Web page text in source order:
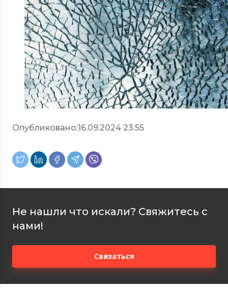
Опубликовано:16.09.2024 23:55
Не нашли что искали? Свяжитесь с
нами!
Связаться